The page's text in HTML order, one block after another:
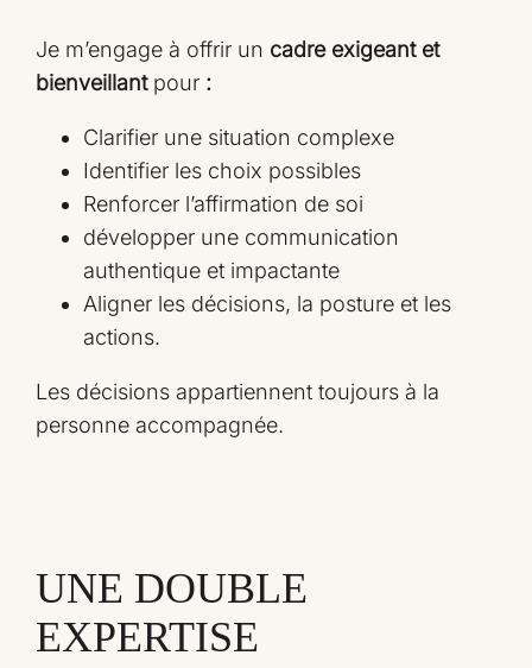
Je m’engage à offrir un cadre exigeant et
bienveillant pour :
Clarifier une situation complexe
Identifier les choix possibles
Renforcer l’affirmation de soi
développer une communication
authentique et impactante
Aligner les décisions, la posture et les
actions.
Les décisions appartiennent toujours à la
personne accompagnée.
UNE DOUBLE
EXPERTISE